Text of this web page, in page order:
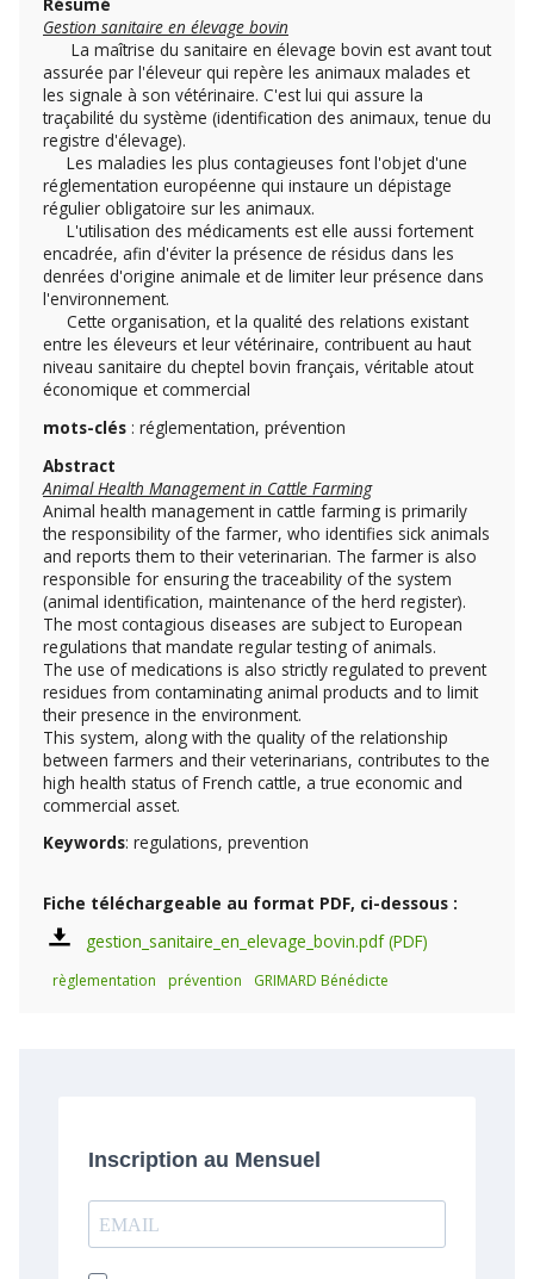
Gestion sanitaire en élevage bovin
La maîtrise du sanitaire en élevage bovin est avant tout
assurée par l'éleveur qui repère les animaux malades et
les signale à son vétérinaire. C'est lui qui assure la
traçabilité du système (identification des animaux, tenue du
registre d'élevage).
Les maladies les plus contagieuses font l'objet d'une
réglementation européenne qui instaure un dépistage
régulier obligatoire sur les animaux.
L'utilisation des médicaments est elle aussi fortement
encadrée, afin d'éviter la présence de résidus dans les
denrées d'origine animale et de limiter leur présence dans
l'environnement.
Cette organisation, et la qualité des relations existant
entre les éleveurs et leur vétérinaire, contribuent au haut
niveau sanitaire du cheptel bovin français, véritable atout
économique et commercial
mots-clés : réglementation, prévention
Abstract
Animal Health Management in Cattle Farming
Animal health management in cattle farming is primarily
the responsibility of the farmer, who identifies sick animals
and reports them to their veterinarian. The farmer is also
responsible for ensuring the traceability of the system
(animal identification, maintenance of the herd register).
The most contagious diseases are subject to European
regulations that mandate regular testing of animals.
The use of medications is also strictly regulated to prevent
residues from contaminating animal products and to limit
their presence in the environment.
This system, along with the quality of the relationship
between farmers and their veterinarians, contributes to the
high health status of French cattle, a true economic and
commercial asset.
Keywords: regulations, prevention
Fiche téléchargeable au format PDF, ci-dessous :
gestion_sanitaire_en_elevage_bovin.pdf
règlementation prévention GRIMARD Bénédicte